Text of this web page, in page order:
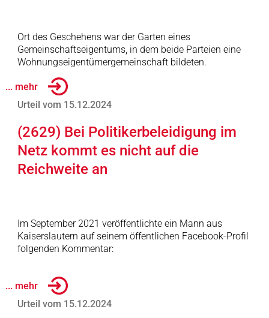
Ort des Geschehens war der Garten eines
Gemeinschaftseigentums, in dem beide Parteien eine
Wohnungseigentümergemeinschaft bildeten.
... mehr
Urteil vom 15.12.2024
(2629) Bei Politikerbeleidigung im
Netz kommt es nicht auf die
Reichweite an
Im September 2021 veröffentlichte ein Mann aus
Kaiserslautern auf seinem öffentlichen Facebook-Profil
folgenden Kommentar:
... mehr
Urteil vom 15.12.2024